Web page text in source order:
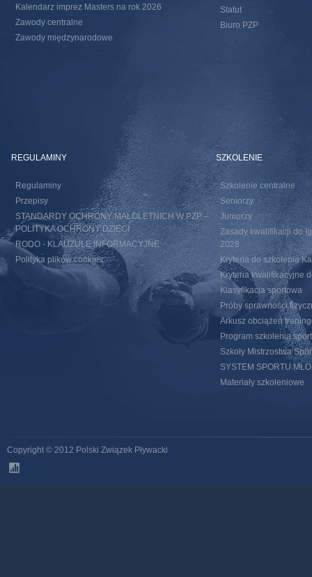
Kalendarz imprez Masters na rok 2026
Zawody centralne
Zawody międzynarodowe
Statut
Biuro PZP
REGULAMINY
Regulaminy
Przepisy
STANDARDY OCHRONY MAŁOLETNICH W PZP –
POLITYKA OCHRONY DZIECI
RODO - KLAUZULE INFORMACYJNE
Polityka plików cookies
SZKOLENIE
Szkolenie centralne
Seniorzy
Juniorzy
Zasady kwalifikacji do
2028
Kryteria do szkolenia
Kryteria kwalifikacyjne
Klasyfikacja sportowa
Próby sprawności
Arkusz obciążeń
Program szkolenia
Szkoły Mistrzostwa
SYSTEM SPORTU
Materiały szkoleniowe
Copyright © 2012 Polski Związek Pływacki